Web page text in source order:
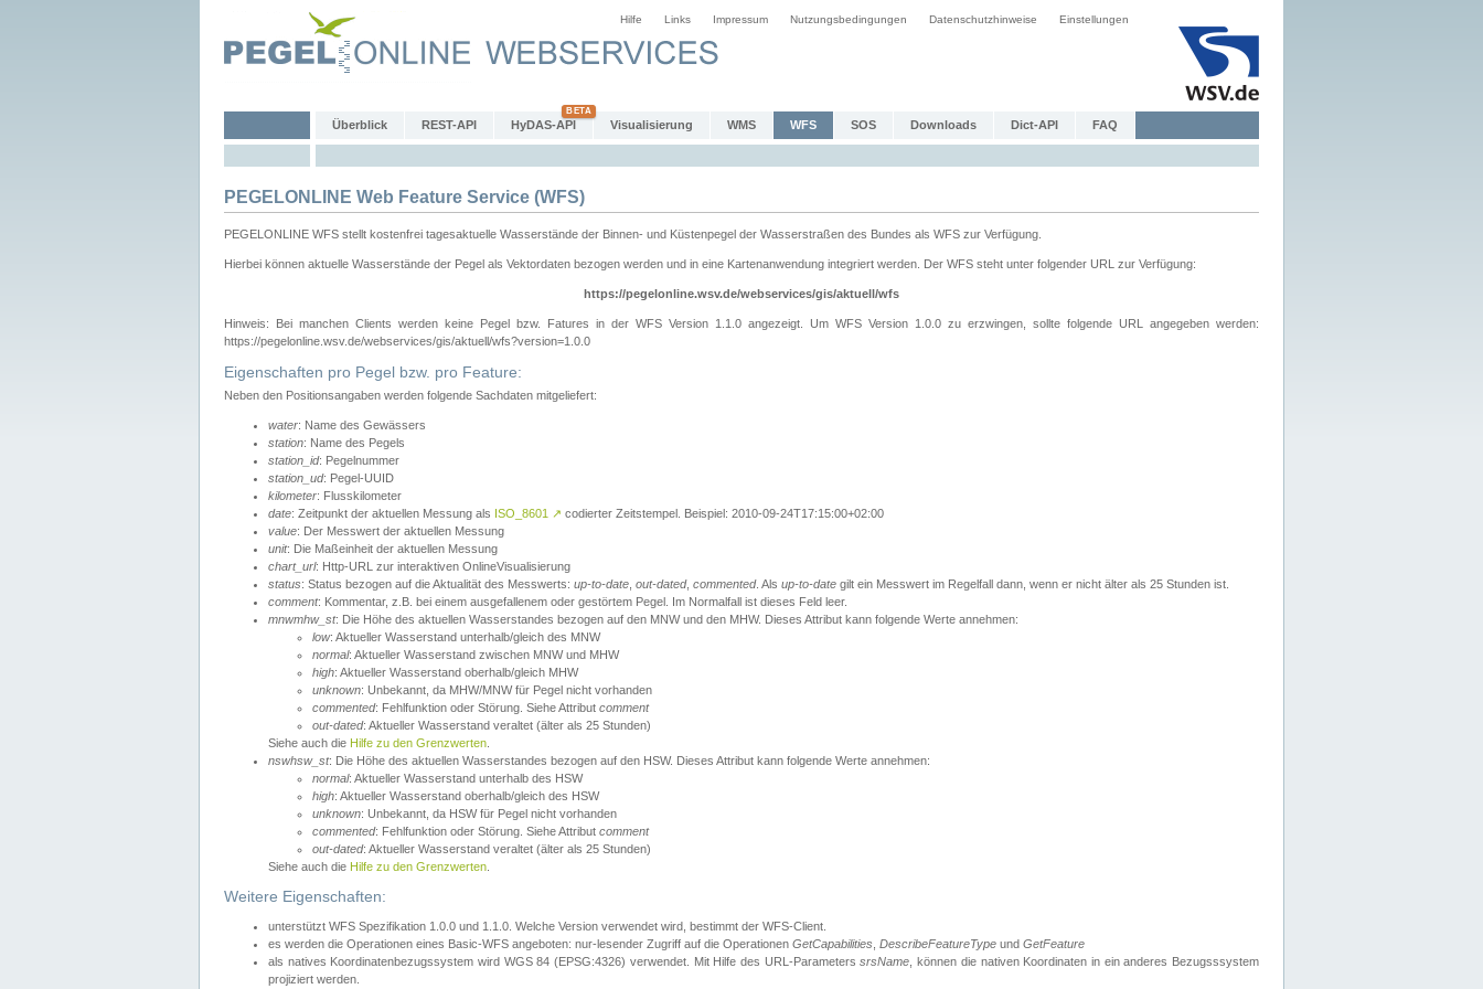
Hilfe Links Impressum Nutzungsbedingungen Datenschutzhinweise Einstellungen
Überblick REST-API HyDAS-API Visualisierung WMS WFS SOS Downloads Dict-API FAQ
PEGELONLINE Web Feature Service (WFS)
PEGELONLINE WFS stellt kostenfrei tagesaktuelle Wasserstände der Binnen- und Küstenpegel der Wasserstraßen des Bundes als WFS zur Verfügung.
Hierbei können aktuelle Wasserstände der Pegel als Vektordaten bezogen werden und in eine Kartenanwendung integriert werden. Der WFS steht unter folgender URL zur Verfügung:
https://pegelonline.wsv.de/webservices/gis/aktuell/wfs
Hinweis: Bei manchen Clients werden keine Pegel bzw. Fatures in der WFS Version 1.1.0 angezeigt. Um WFS Version 1.0.0 zu erzwingen, sollte folgende URL angegeben werden:
https://pegelonline.wsv.de/webservices/gis/aktuell/wfs?version=1.0.0
Eigenschaften pro Pegel bzw. pro Feature:
Neben den Positionsangaben werden folgende Sachdaten mitgeliefert:
water: Name des Gewässers
station: Name des Pegels
station_id: Pegelnummer
station_ud: Pegel-UUID
kilometer: Flusskilometer
date: Zeitpunkt der aktuellen Messung als ISO_8601 ↗ codierter Zeitstempel. Beispiel: 2010-09-24T17:15:00+02:00
value: Der Messwert der aktuellen Messung
unit: Die Maßeinheit der aktuellen Messung
chart_url: Http-URL zur interaktiven OnlineVisualisierung
status: Status bezogen auf die Aktualität des Messwerts: up-to-date out-dated, commented. Als up-to-date gilt ein Messwert im Regelfall dann, wenn er nicht älter als 25 Stunden ist.
comment: Kommentar, z.B. bei einem ausgefallenem oder gestörtem Pegel. Im Normalfall ist dieses Feld leer.
mnwmhw_st: Die Höhe des aktuellen Wasserstandes bezogen auf den MNW und den MHW. Dieses Attribut kann folgende Werte annehmen:
low: Aktueller Wasserstand unterhalb/gleich des MNW
normal: Aktueller Wasserstand zwischen MNW und MHW
high: Aktueller Wasserstand oberhalb/gleich MHW
unknown: Unbekannt, da MHW/MNW für Pegel nicht vorhanden
commented: Fehlfunktion oder Störung. Siehe Attribut comment
out-dated: Aktueller Wasserstand veraltet (älter als 25 Stunden)
Siehe auch die Hilfe zu den Grenzwerten
nswhsw_st: Die Höhe des aktuellen Wasserstandes bezogen auf den HSW. Dieses Attribut kann folgende Werte annehmen:
normal: Aktueller Wasserstand unterhalb des HSW
high: Aktueller Wasserstand oberhalb/gleich des HSW
unknown: Unbekannt, da HSW für Pegel nicht vorhanden
commented: Fehlfunktion oder Störung. Siehe Attribut comment
out-dated: Aktueller Wasserstand veraltet (älter als 25 Stunden)
Siehe auch die Hilfe zu den Grenzwerten
Weitere Eigenschaften:
unterstützt WFS Spezifikation 1.0.0 und 1.1.0. Welche Version verwendet wird, bestimmt der WFS-Client.
es werden die Operationen eines Basic-WFS angeboten: nur-lesender Zugriff auf die Operationen GetCapabilities DescribeFeatureType und GetFeature
als natives Koordinatenbezugssystem wird WGS 84 (EPSG:4326) verwendet. Mit Hilfe des URL-ParameterssrsName , können die nativen Koordinaten in ein anderes Bezugsssystem
projiziert werden.